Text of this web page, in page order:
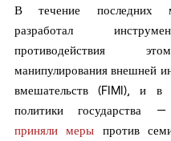
В течение последних
разработал
противодействия
манипулирования внешней
вмешательств (FIMI), и в
приняли меры против